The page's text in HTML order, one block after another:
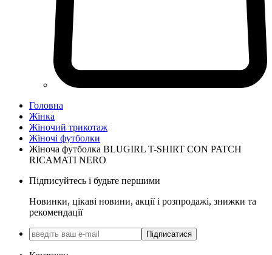
Головна
Жінка
Жіночий трикотаж
Жіночі футболки
Жіноча футболка BLUGIRL T-SHIRT CON PATCH
RICAMATI NERO
Підписуйтесь і будьте першими
Новинки, цікаві новини, акції і розпродажі, знижки та
рекомендації
Підписатися